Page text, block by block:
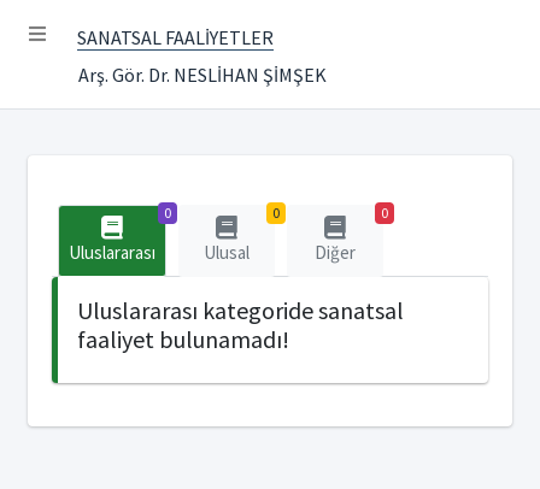
SANATSAL FAALİYETLER
Arş. Gör. Dr. NESLİHAN ŞİMŞEK
0
Uluslararası
0
Ulusal
0
Diğer
Uluslararası kategoride sanatsal
faaliyet bulunamadı!